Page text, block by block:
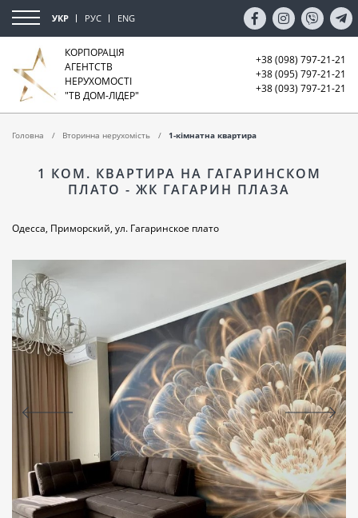
УКР РУС ENG
КОРПОРАЦІЯ
АГЕНТСТВ
НЕРУХОМОСТІ
"ТВ ДОМ-ЛІДЕР"
+38 (098) 797-21-21
+38 (095) 797-21-21
+38 (093) 797-21-21
Головна Вторинна нерухомість 1-кімнатна квартира
1 КОМ. КВАРТИРА НА ГАГАРИНСКОМ
ПЛАТО - ЖК ГАГАРИН ПЛАЗА
Одесса, Приморский, ул. Гагаринское плато